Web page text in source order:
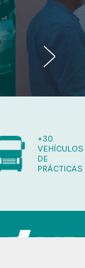
+30
VEHÍCULOS
DE
PRÁCTICAS